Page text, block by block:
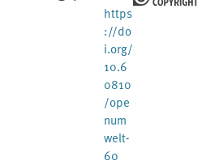
https
://do
i.org/
10.6
0810
/ope
num
welt-
60